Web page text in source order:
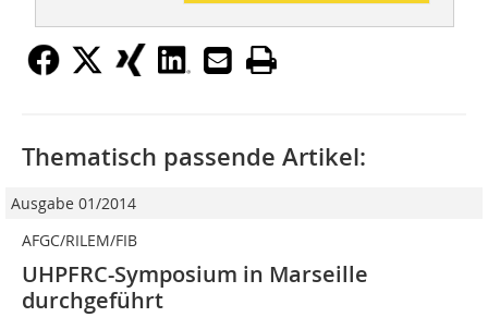
Thematisch passende Artikel:
Ausgabe 01/2014
AFGC/RILEM/FIB
UHPFRC-Symposium in Marseille
durchgeführt